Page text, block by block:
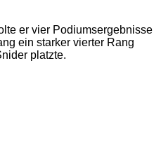
er vier Podiumsergebnisse
ein starker vierter Rang
platzte.